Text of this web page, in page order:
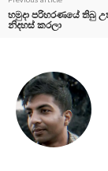
හමුදා පරිහරණයේ තිබු
නිදහස් කරලා